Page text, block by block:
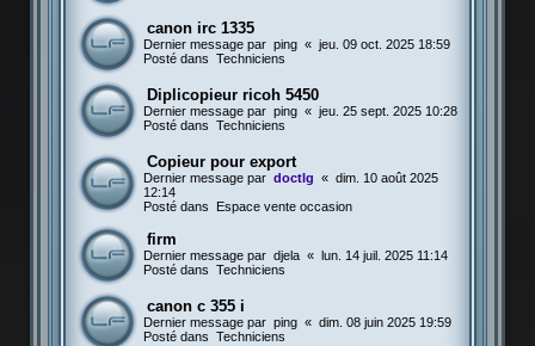
canon irc 1335
Dernier message par ping « jeu. 09 oct. 2025 18:59
Posté dans Techniciens
Diplicopieur ricoh 5450
Dernier message par ping « jeu. 25 sept. 2025 10:28
Posté dans Techniciens
Copieur pour export
Dernier message par doctlg « dim. 10 août 2025
12:14
Posté dans
Espace vente occasion
firm
Dernier message par djela « lun. 14 juil. 2025 11:14
Posté dans Techniciens
canon c 355 i
Dernier message par ping « dim. 08 juin 2025 19:59
Posté dans Techniciens